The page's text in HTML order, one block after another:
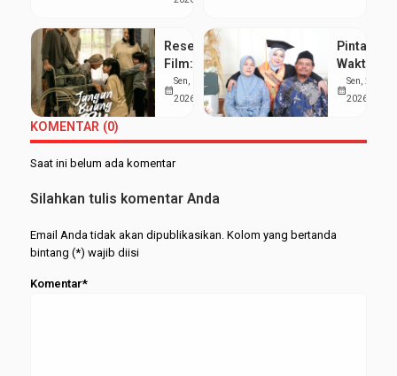
Resensi
Film:
Jangan
Buang Ibu
Balik
Anak
calendar_month
Sen, 13 Jul
2026
Pintar
Waktu
antara
Kuliah
calendar_month
Sen, 25 Mei
2026
KOMENTAR (0)
Saat ini belum ada komentar
Silahkan tulis komentar Anda
Email Anda tidak akan dipublikasikan. Kolom yang bertanda
bintang (*) wajib diisi
Komentar*